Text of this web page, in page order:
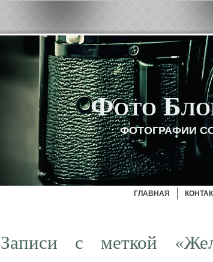
Фото
ФОТОГРАФИИ
ГЛАВНАЯ
Записи с меткой